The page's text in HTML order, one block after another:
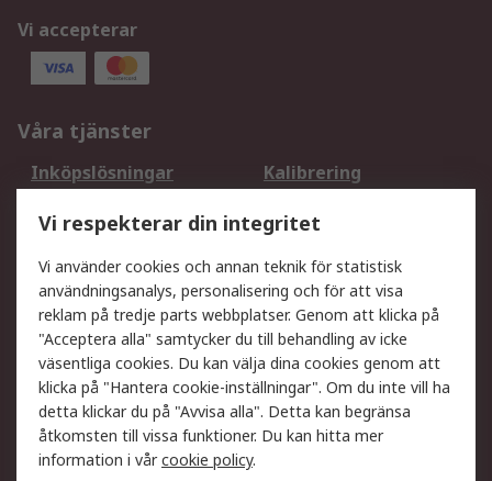
Vi accepterar
Våra tjänster
Inköpslösningar
Kalibrering
DesignSpark
Teknisk Support
Ditt lokala säljteam
Exportlösningar
Support
Få hjälp
Retur av varor
Leverans
Spåra din order
Begär en fakturakopi
Fördelar med RS-konto
Betalningsalternativ
Vi respekterar din integritet
Vi använder cookies och annan teknik för statistisk
användningsanalys, personalisering och för att visa
reklam på tredje parts webbplatser. Genom att klicka på
"Acceptera alla" samtycker du till behandling av icke
väsentliga cookies. Du kan välja dina cookies genom att
klicka på "Hantera cookie-inställningar". Om du inte vill ha
detta klickar du på "Avvisa alla". Detta kan begränsa
åtkomsten till vissa funktioner. Du kan hitta mer
information i vårcookie policy.